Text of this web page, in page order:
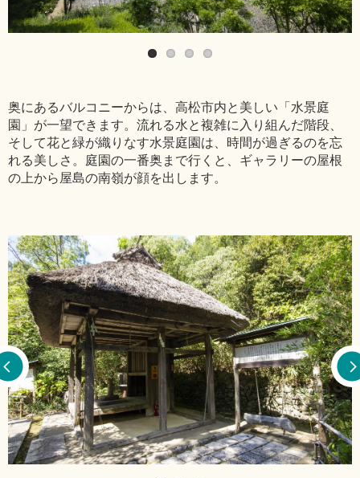
奥にあるバルコニーからは、高松市内と美しい「水景庭
園」が一望できます。流れる水と複雑に入り組んだ階段、
そして花と緑が織りなす水景庭園は、時間が過ぎるのを忘
れる美しさ。庭園の一番奥まで行くと、ギャラリーの屋根
の上から屋島の南嶺が顔を出します。